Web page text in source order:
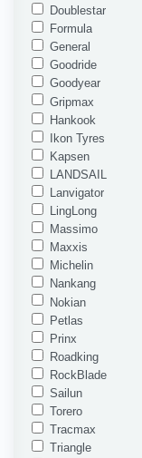
Doublestar
Formula
General
Goodride
Goodyear
Gripmax
Hankook
Ikon Tyres
Kapsen
LANDSAIL
Lanvigator
LingLong
Massimo
Maxxis
Michelin
Nankang
Nokian
Petlas
Prinx
Roadking
RockBlade
Sailun
Torero
Tracmax
Triangle